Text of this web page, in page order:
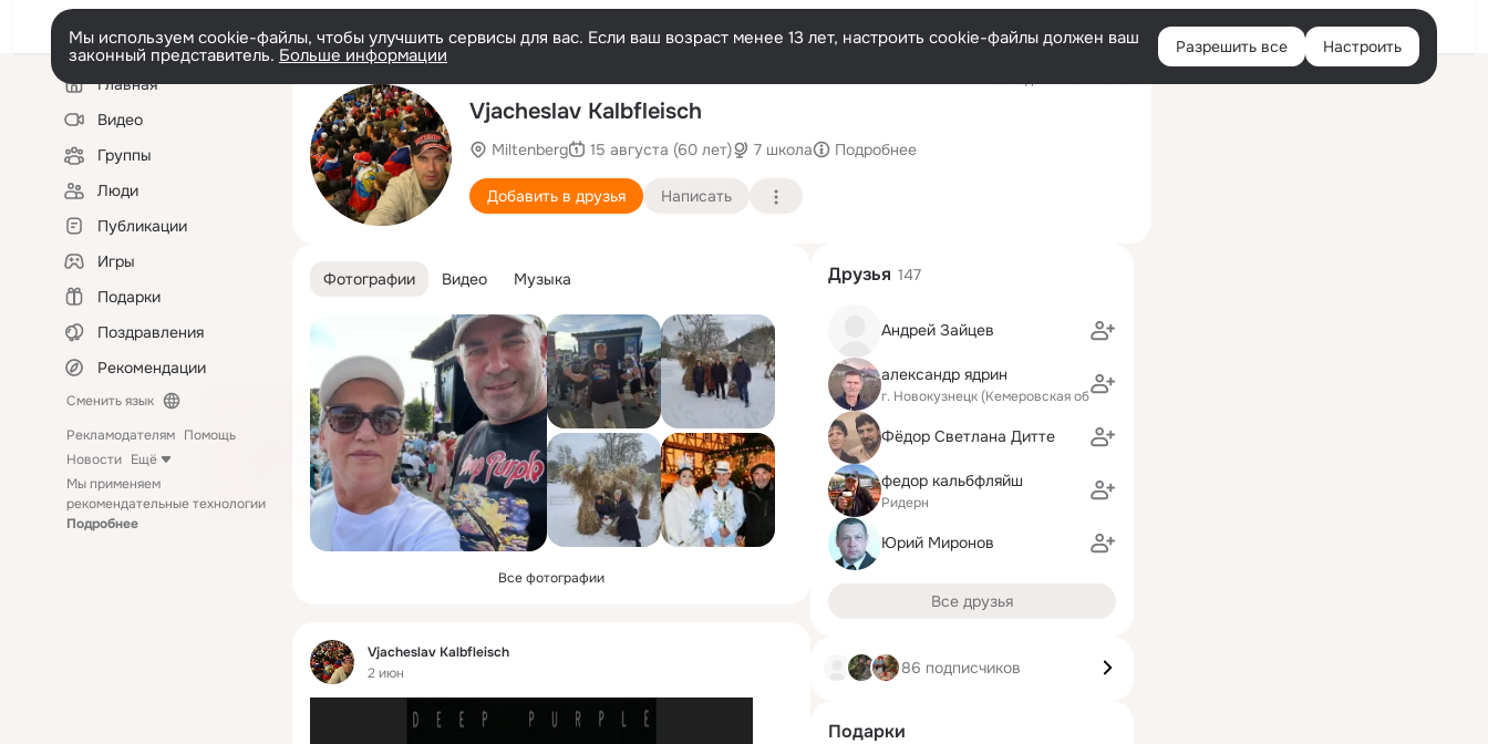
Войти
Мы используем cookie-файлы, чтобы улучшить сервисы для вас. Если ваш возраст менее 13 лет, настроить cookie-файлы должен ваш
законный представитель. Больше информации Разрешить все Настроить
Левая
колонкаГлавная
Видео
Группы
Люди
Публикации
Игры
Подарки
Поздравления
Рекомендации
Сменить язык
Рекламодателям Помощь
Новости Ещё
Мы применяем
рекомендательные технологии
Подробнее
Vjacheslav Kalbfleisch
Miltenberg 15 августа (60 лет) 7 школа Подробнее
Добавить в друзья Написать
Фотографии Видео Музыка
Все фотографии
Фид
Vjacheslav Kalbfleisch
2 июн
Друзья 147
Андрей Зайцев
александр ядрин
г. Новокузнецк (Кемеровская область)
Фёдор Светлана Дитте
федор кaльбфляйш
Ридерн
Юрий Миронов
Все друзья
86 подписчиков
Подарки